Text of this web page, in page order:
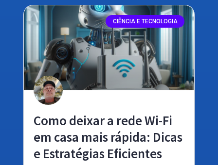
CIÊNCIA E TECNOLOGIA
Como deixar a rede Wi-Fi
em casa mais rápida: Dicas
e Estratégias Eficientes